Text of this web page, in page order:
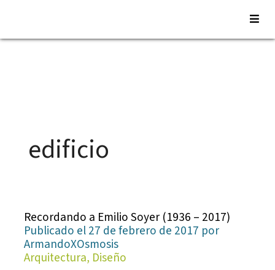
Saltar
edificio
Recordando a Emilio Soyer (1936 – 2017)
Publicado el 27 de febrero de 2017 por
ArmandoXOsmosis
Arquitectura, Diseño